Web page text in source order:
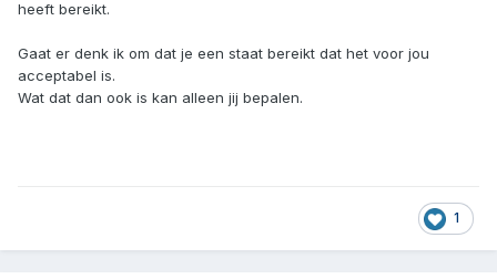
heeft bereikt.
Gaat er denk ik om dat je een staat bereikt dat het voor jou
acceptabel is.
Wat dat dan ook is kan alleen jij bepalen.
1